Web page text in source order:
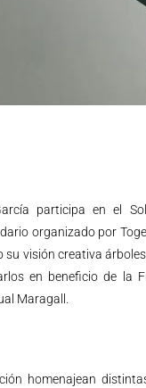
participa en el
organizado por
su visión creativa
en beneficio de la
Maragall.
homenajean